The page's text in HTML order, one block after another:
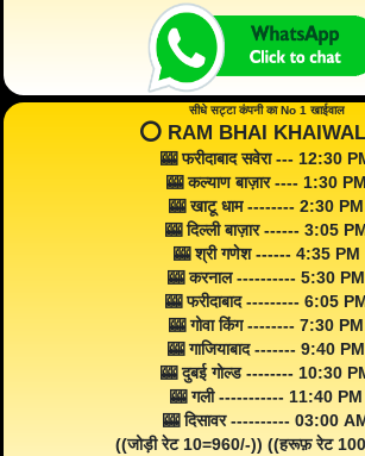
सीधे सट्टा कंपनी का No 1 खाईवाल
⭕️ RAM BHAI
🎰 फरीदाबाद सवेरा --- 12:30
🎰 कल्याण बाज़ार ---- 1:30 PM
🎰 खाटू धाम -------- 2:30 PM
🎰 दिल्ली बाज़ार ------ 3:05
🎰 श्री गणेश ------ 4:35 PM
🎰 करनाल ---------- 5:30 PM
🎰 फरीदाबाद --------- 6:05
🎰 गोवा किंग -------- 7:30 PM
🎰 गाजियाबाद ------- 9:40 PM
🎰 दुबई गोल्ड -------- 10:30
🎰 गली ----------- 11:40 PM
🎰 दिसावर ---------- 03:00
((जोड़ी रेट 10=960/-)) ((हरूफ़ रेट